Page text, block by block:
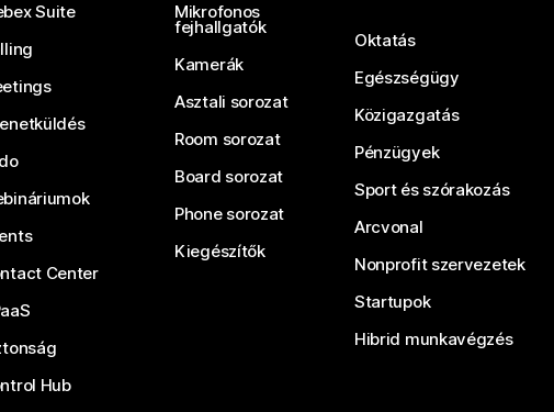
Suite
Center
Hub
Mikrofonos
fejhallgatók
Kamerák
Asztali sorozat
Room sorozat
Board sorozat
Phone sorozat
Kiegészítők
Oktatás
Egészségügy
Közigazgatás
Pénzügyek
Sport és szórakozás
Arcvonal
Nonprofit szervezetek
Startupok
Hibrid munkavégzés